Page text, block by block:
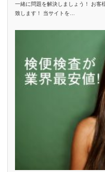
一緒に問題を解決しましょう！ お客
致します！ 当サイトを…